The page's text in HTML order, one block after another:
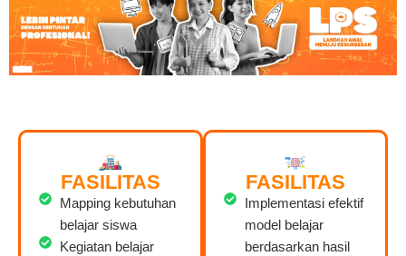
FASILITAS
Mapping kebutuhan
belajar siswa
Kegiatan belajar
FASILITAS
Implementasi efektif
model belajar
berdasarkan hasil